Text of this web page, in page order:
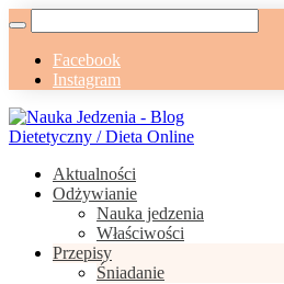
Facebook
Instagram
Aktualności
Odżywianie
Nauka jedzenia
Właściwości
Przepisy
Śniadanie